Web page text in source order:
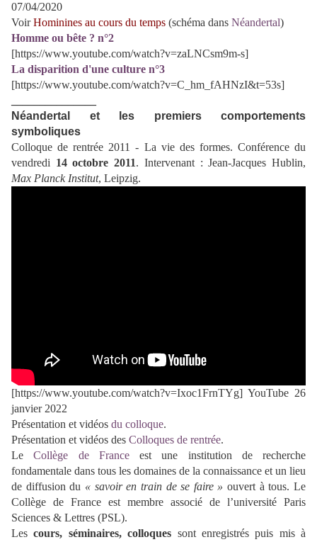
07/04/2020
VoirHominines au cours du temps (schéma dans Néandertal)
Homme ou bête ? n°2
[https://www.youtube.com/watch?v=zaLNCsm9m-s]
La disparition d'une culture n°3
[https://www.youtube.com/watch?v=C_hm_fAHNzI&t=53s]
Néandertal et les premiers comportements
symboliques
Colloque de rentrée 2011 - La vie des formes. Conférence du
vendredi 14 octobre 2011. Intervenant : Jean-Jacques Hublin,
Max Planck Institut, Leipzig.
[https://www.youtube.com/watch?v=Ixoc1FrnTYg] YouTube 26
janvier 2022
Présentation et vidéos du colloque.
Présentation et vidéos des Colloques de rentrée.
LeCollège de Franceest une institution de recherche
fondamentale dans tous les domaines de la connaissance et un lieu
de diffusion du « savoir en train de se faire » ouvert à tous. Le
Collège de France est membre associé de l’université Paris
Sciences & Lettres (PSL).
Lescours, séminaires, colloques sont enregistrés puis mis à